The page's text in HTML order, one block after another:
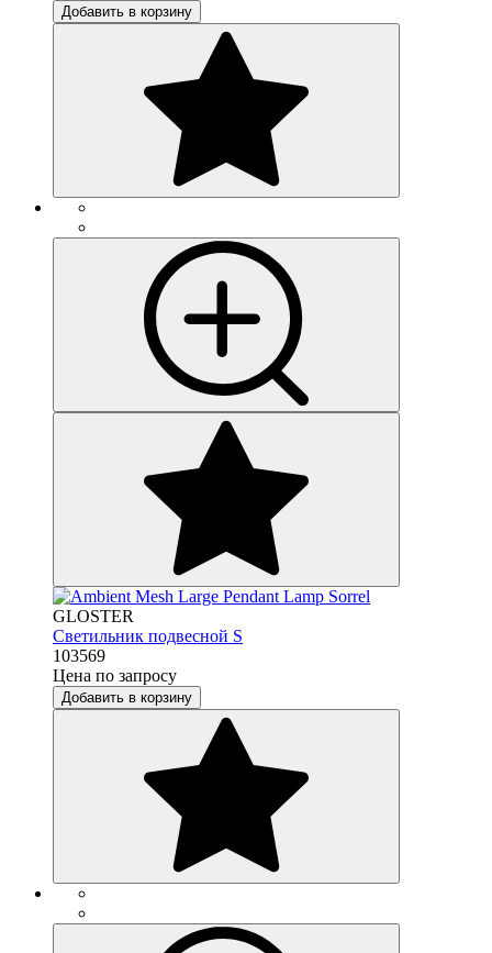
Добавить в корзину
GLOSTER
Светильник подвесной S
103569
Цена по запросу
Добавить в корзину